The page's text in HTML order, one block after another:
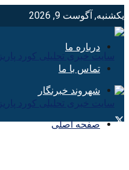
یکشنبه, آگوست 9, 2026
درباره ما
تماس با ما
شهروند خبرنگار
صفحه اصلی